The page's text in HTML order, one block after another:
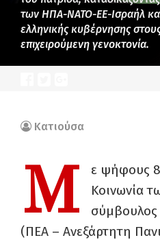
των ΗΠΑ-ΝΑΤΟ-ΕΕ-Ισραήλ
ελληνικής κυβέρνησης
επιχειρούμενη γενοκτονία.
Κατιούσα
Μ
ε ψήφους
Κοινωνία
(ΠΕΑ – Ανεξάρτητη